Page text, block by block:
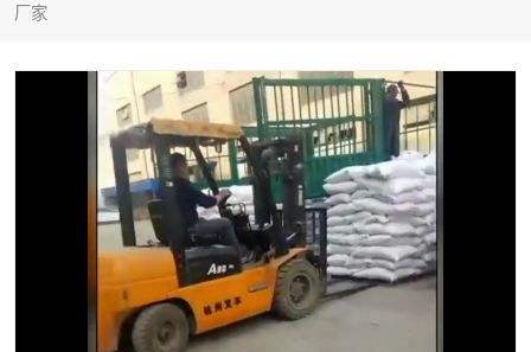
厂家胺类
醇类 醚类
酚类
羧酸衍生物 无机化工原料
有机溶剂
添加剂助剂 十二烷基苯